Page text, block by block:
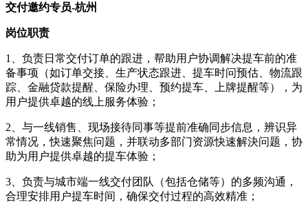
交付邀约专员-杭州
岗位职责
1、负责日常交付订单的跟进，帮助用户协调解决提车前的准
备事项（如订单交接、生产状态跟进、提车时问预估、物流跟
踪、金融贷款提醒、保险办理、预约提车、上牌提醒等），为
用户提供卓越的线上服务体验；
2、与一线销售、现场接待同事等提前准确同步信息，辨识异
常情况，快速聚焦问题，并联动多部门资源快速解決问题，协
助为用户提供卓越的提车体验；
3、负责与城市端一线交付团队（包括仓储等）的多频沟通，
合理安排用户提车时间，确保交付过程的高效精准；